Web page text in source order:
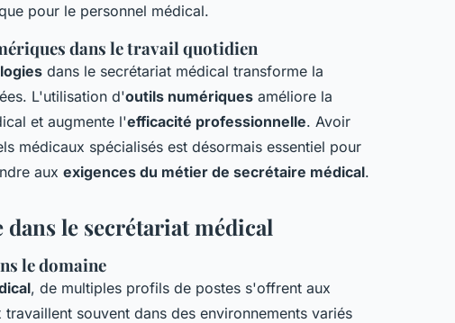
pour le personnel médical.
dans le travail quotidien
dans le secrétariat médical transforme la
L'utilisation d'outils numériques améliore la
et augmente l'efficacité professionnelle. Avoir
médicaux spécialisés est désormais essentiel pour
aux exigences du métier de secrétaire médical.
le secrétariat médical
le domaine
, de multiples profils de postes s'offrent aux
souvent dans des environnements variés